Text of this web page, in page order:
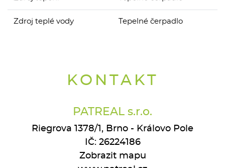
Zdroj teplé vody Tepelné čerpadlo
KONTAKT
PATREAL s.r.o.
Riegrova 1378/1, Brno - Královo Pole
IČ: 26224186
Zobrazit mapu